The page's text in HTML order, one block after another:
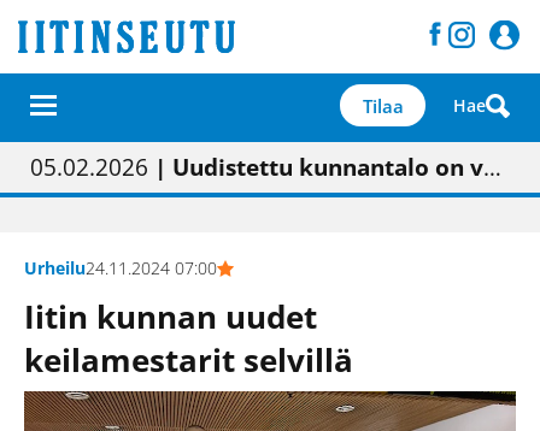
Tilaa Hae
01.02.2026 | Painon vaihtumisen pitäisi näkyä hieman parempana painojäljen laatuna lehdessä
05.02.2026 | Uudistettu kunnantalo on valoisa
23.04.2026 | “Olemme käynnistämässä uudelleen keskustavisiotyön”
09.05.2026| "Maalla on totuttu elämään omavaraisemmin kuin kaupungissa"
Urheilu24.11.2024 07:00
Iitin kunnan uudet
keilamestarit selvillä